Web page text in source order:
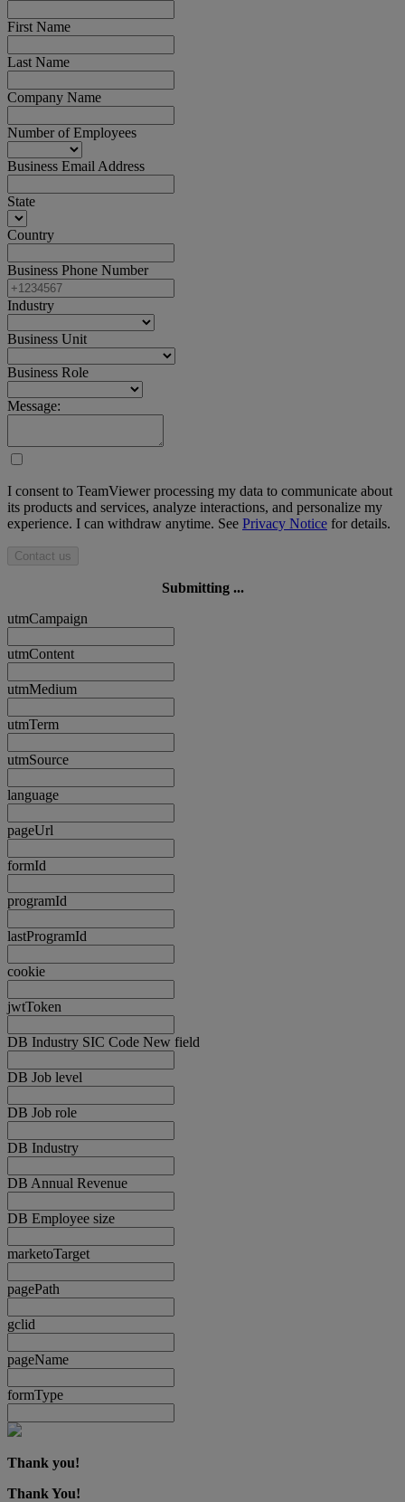
First Name
Last Name
Company Name
Number of Employees
Business Email Address
State
Country
Business Phone Number
Industry
Business Unit
Business Role
Message:
I consent to TeamViewer processing my data to communicate about
its products and services, analyze interactions, and personalize my
experience. I can withdraw anytime. See Privacy Notice for details.
Contact us
Submitting ...
utmCampaign
utmContent
utmMedium
utmTerm
utmSource
language
pageUrl
formId
programId
lastProgramId
cookie
jwtToken
DB Industry SIC Code New field
DB Job level
DB Job role
DB Industry
DB Annual Revenue
DB Employee size
marketoTarget
pagePath
gclid
pageName
formType
Thank you!
Thank You!